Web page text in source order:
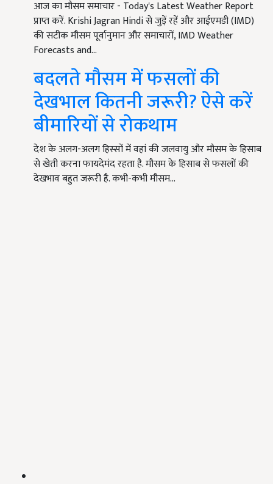
आज का मौसम समाचार - Today's Latest Weather Report
प्राप्त करें. Krishi Jagran Hindi से जुड़ें रहें और आईएमडी (IMD)
की सटीक मौसम पूर्वानुमान और समाचारों, IMD Weather
Forecasts and…
बदलते मौसम में फसलों की
देखभाल कितनी जरूरी? ऐसे करें
बीमारियों से रोकथाम
देश के अलग-अलग हिस्सों में वहां की जलवायु और मौसम के हिसाब
से खेती करना फायदेमंद रहता है. मौसम के हिसाब से फसलों की
देखभाव बहुत जरूरी है. कभी-कभी मौसम…